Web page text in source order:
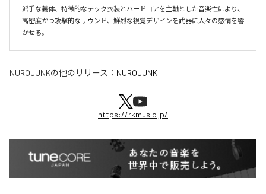
派手な義体、特徴的なテック衣装とハードコアを主軸とした音楽性により、
高密度かつ攻撃的なサウンド、鮮烈な視覚デザインを武器に人々の感情を響
かせる。
NUROJUNKの他のリリース： NUROJUNK
https://rkmusic.jp/